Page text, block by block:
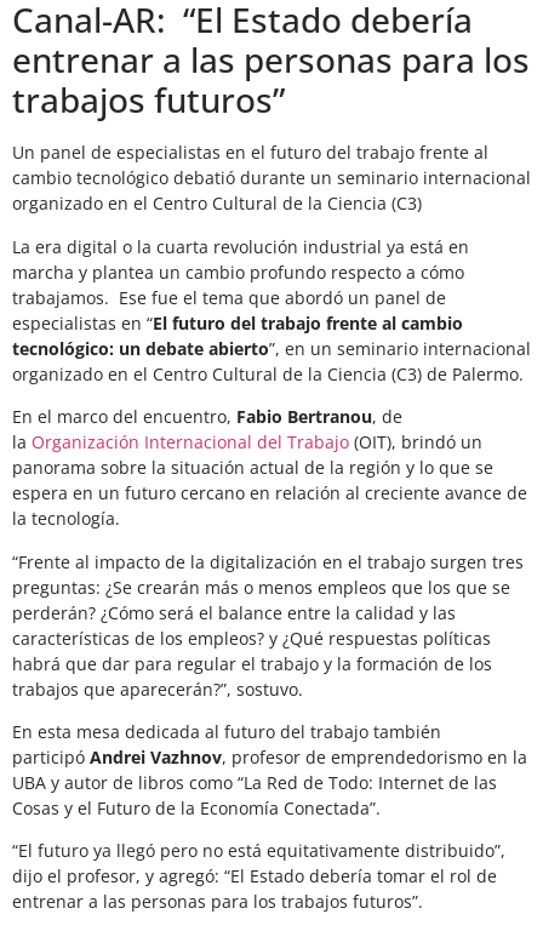
Canal-AR: “El Estado debería
entrenar a las personas para los
trabajos futuros”
Un panel de especialistas en el futuro del trabajo frente al
cambio tecnológico debatió durante un seminario internacional
organizado en el Centro Cultural de la Ciencia (C3)
La era digital o la cuarta revolución industrial ya está en
marcha y plantea un cambio profundo respecto a cómo
trabajamos. Ese fue el tema que abordó un panel de
especialistas en “El futuro del trabajo frente al cambio
tecnológico: un debate abierto”, en un seminario internacional
organizado en el Centro Cultural de la Ciencia (C3) de Palermo.
En el marco del encuentro, Fabio Bertranou, de
la Organización Internacional del Trabajo (OIT), brindó un
panorama sobre la situación actual de la región y lo que se
espera en un futuro cercano en relación al creciente avance de
la tecnología.
“Frente al impacto de la digitalización en el trabajo surgen tres
preguntas: ¿Se crearán más o menos empleos que los que se
perderán? ¿Cómo será el balance entre la calidad y las
características de los empleos? y ¿Qué respuestas políticas
habrá que dar para regular el trabajo y la formación de los
trabajos que aparecerán?”, sostuvo.
En esta mesa dedicada al futuro del trabajo también
participó Andrei Vazhnov, profesor de emprendedorismo en la
UBA y autor de libros como “La Red de Todo: Internet de las
Cosas y el Futuro de la Economía Conectada”.
“El futuro ya llegó pero no está equitativamente distribuido”,
dijo el profesor, y agregó: “El Estado debería tomar el rol de
entrenar a las personas para los trabajos futuros”.